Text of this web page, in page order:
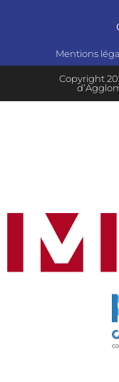
Mentions
Copyright